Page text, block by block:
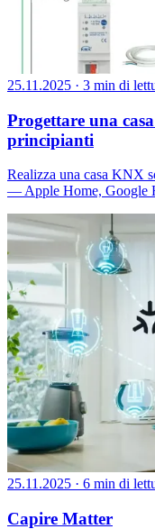
25.11.2025 · 3 min di
Progettare una
principianti
Realizza una casa KNX
— Apple Home, Google
25.11.2025 · 6 min di
Capire Matter